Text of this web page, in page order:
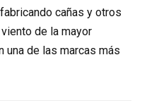
cañas y otros
de la mayor
una de las marcas más